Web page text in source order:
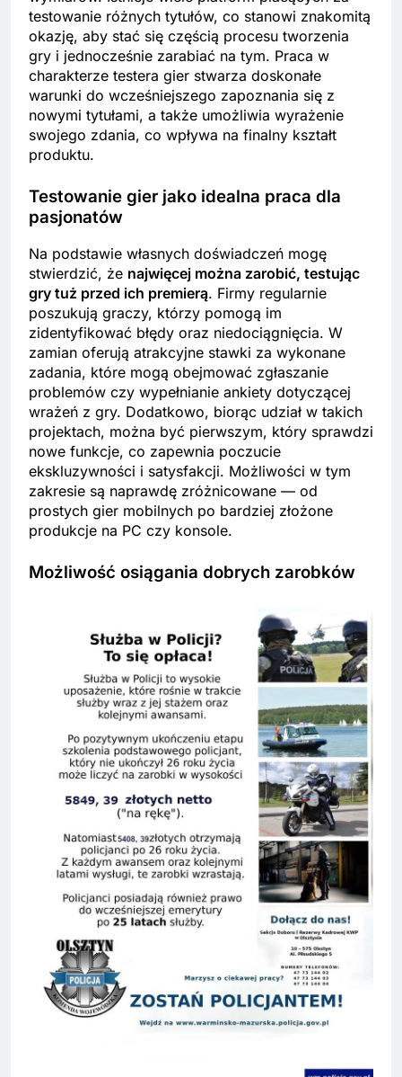
testowanie różnych tytułów, co stanowi znakomitą
okazję, aby stać się częścią procesu tworzenia
gry i jednocześnie zarabiać na tym. Praca w
charakterze testera gier stwarza doskonałe
warunki do wcześniejszego zapoznania się z
nowymi tytułami, a także umożliwia wyrażenie
swojego zdania, co wpływa na finalny kształt
produktu.
Testowanie gier jako idealna praca dla
pasjonatów
Na podstawie własnych doświadczeń mogę
stwierdzić, że najwięcej można zarobić, testując
gry tuż przed ich premierą. Firmy regularnie
poszukują graczy, którzy pomogą im
zidentyfikować błędy oraz niedociągnięcia. W
zamian oferują atrakcyjne stawki za wykonane
zadania, które mogą obejmować zgłaszanie
problemów czy wypełnianie ankiety dotyczącej
wrażeń z gry. Dodatkowo, biorąc udział w takich
projektach, można być pierwszym, który sprawdzi
nowe funkcje, co zapewnia poczucie
ekskluzywności i satysfakcji. Możliwości w tym
zakresie są naprawdę zróżnicowane — od
prostych gier mobilnych po bardziej złożone
produkcje na PC czy konsole.
Możliwość osiągania dobrych zarobków